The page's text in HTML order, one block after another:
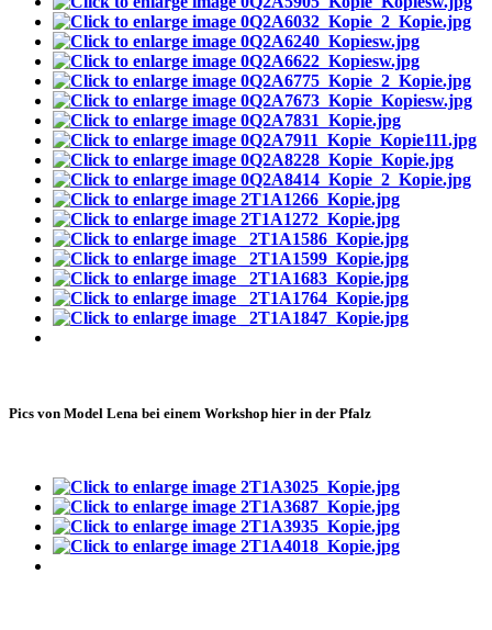
Pics von Model Lena bei einem Workshop hier in der Pfalz